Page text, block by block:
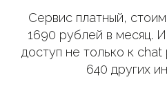
Сервис платный,
1690 рублей в месяц.
доступ не только к
640 других